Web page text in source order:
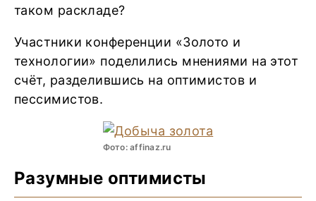
таком раскладе?
Участники конференции «Золото и
технологии» поделились мнениями на этот
счёт, разделившись на оптимистов и
пессимистов.
Фото: affinaz.ru
Разумные оптимисты